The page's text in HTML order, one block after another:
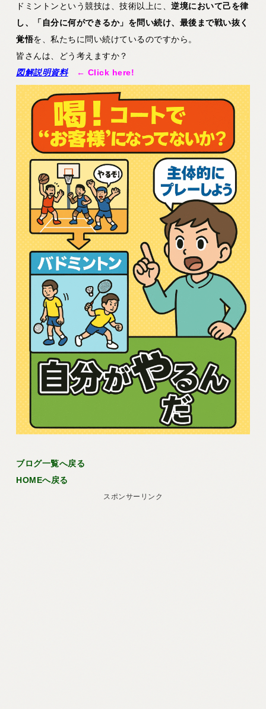
ドミントンという競技は、技術以上に、逆境において己を律
し、「自分に何ができるか」を問い続け、最後まで戦い抜く
覚悟を、私たちに問い続けているのですから。
皆さんは、どう考えますか？
図解説明資料
← Click here!
ブログ一覧へ戻る
HOMEへ戻る
スポンサーリンク